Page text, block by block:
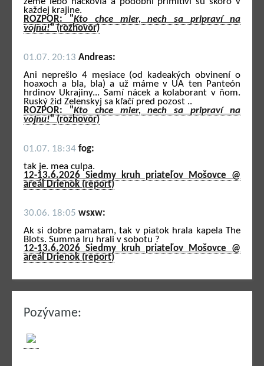
každej krajine.
ROZPOR: "Kto chce mier, nech sa pripraví na
vojnu!" (rozhovor)
01.07. 20:13 Andreas:
Ani neprešlo 4 mesiace (od kadeakých obvinení o
hoaxoch a bla, bla) a už máme v UA ten Panteón
hrdinov Ukrajiny... Samí nácek a kolaborant v ňom.
Ruský žid Zelenskyj sa kľačí pred pozost ..
ROZPOR: "Kto chce mier, nech sa pripraví na
vojnu!" (rozhovor)
01.07. 18:34 fog:
tak je. mea culpa.
12-13.6.2026 Siedmy kruh priateľov Mošovce @
areál Drienok (report)
30.06. 18:05 wsxw:
Ak si dobre pamatam, tak v piatok hrala kapela The
Blots. Summa Iru hrali v sobotu ?
12-13.6.2026 Siedmy kruh priateľov Mošovce @
areál Drienok (report)
Pozývame: